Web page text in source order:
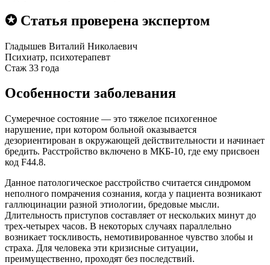
✪ Статья проверена экспертом
Гладышев Виталий Николаевич
Психиатр, психотерапевт
Стаж 33 года
Особенности заболевания
Сумеречное состояние — это тяжелое психогенное
нарушение, при котором больной оказывается
дезориентирован в окружающей действительности и начинает
бредить. Расстройство включено в МКБ-10, где ему присвоен
код F44.8.
Данное патологическое расстройство считается синдромом
неполного помрачения сознания, когда у пациента возникают
галлюцинации разной этиологии, бредовые мысли.
Длительность приступов составляет от нескольких минут до
трех-четырех часов. В некоторых случаях параллельно
возникает тоскливость, немотивированное чувство злобы и
страха. Для человека эти кризисные ситуации,
преимущественно, проходят без последствий.